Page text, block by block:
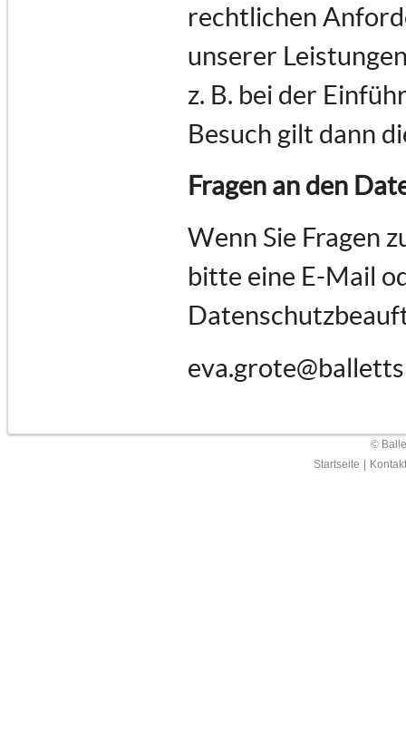
rechtlichen
unserer
z. B. bei der
Besuch gilt dann
Fragen an den
Wenn Sie Fragen
bitte eine E-Mail
©
Startseite
Kontakt